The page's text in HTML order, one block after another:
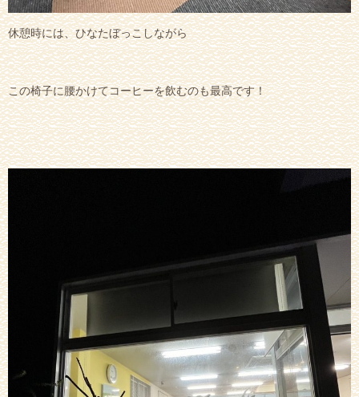
休憩時には、ひなたぼっこしながら
この椅子に腰かけてコーヒーを飲むのも最高です！